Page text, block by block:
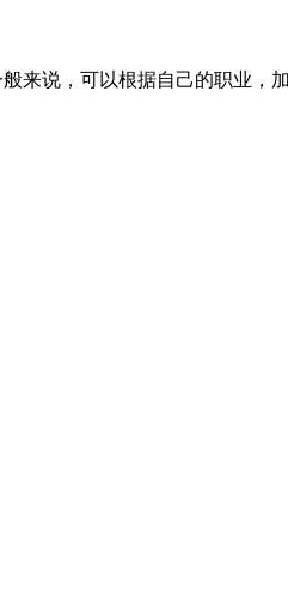
说，可以根据自己的职业，